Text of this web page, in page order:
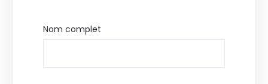
Nom complet